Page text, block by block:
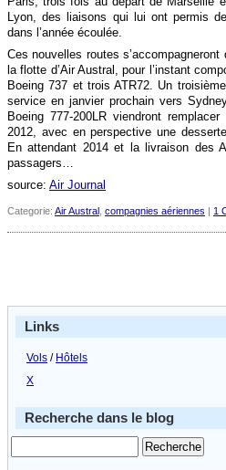
Lyon, des liaisons qui lui ont permis
dans l’année écoulée.
Ces nouvelles routes s’accompagneront
la flotte d’Air Austral, pour l’instant
Boeing 737 et trois ATR72. Un
service en janvier prochain vers
Boeing 777-200LR viendront
2012, avec en perspective une
En attendant 2014 et la livraison des
passagers…
source: Air Journal
Categorie: Air Austral compagnies aériennes | 1
Links
Vols / Hôtels
X
Recherche dans le blog